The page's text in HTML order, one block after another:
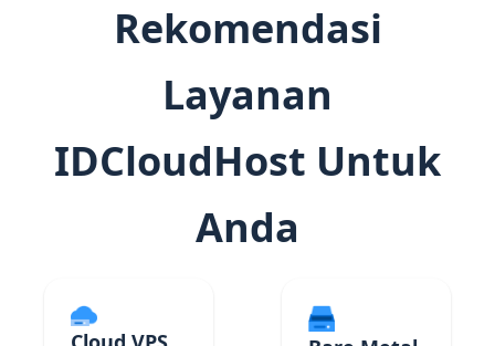
Rekomendasi
Layanan
IDCloudHost Untuk
Anda